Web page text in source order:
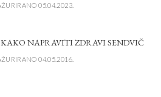
05.04.2023.
KAKO NAPRAVITI ZDRAVI SENDVIČ
04.05.2016.